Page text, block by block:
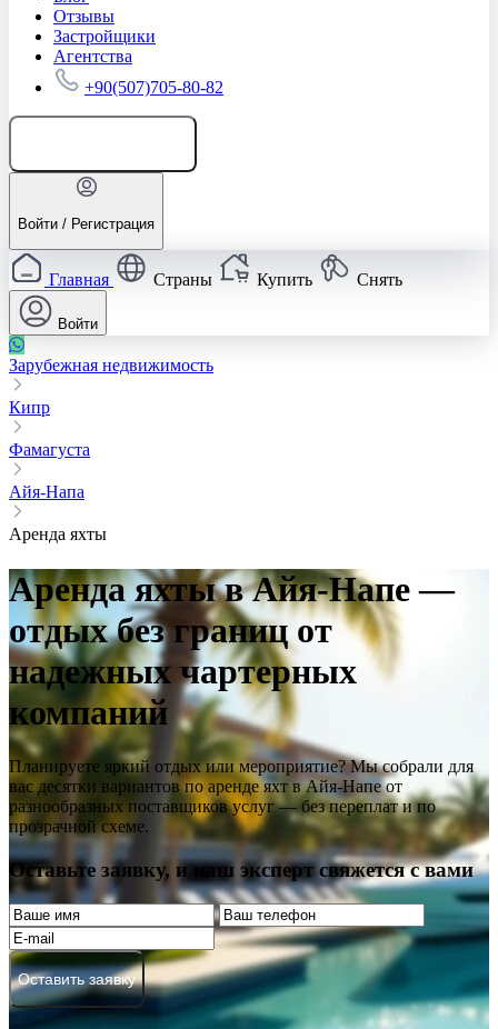
Отзывы
Застройщики
Агентства
+90(507)705-80-82
Войти / Регистрация
Главная Страны Купить Снять
Войти
Зарубежная недвижимость
Кипр
Фамагуста
Айя-Напа
Аренда яхты
Аренда яхты в Айя-Напе —
отдых без границ от
надежных чартерных
компаний
Планируете яркий отдых или мероприятие? Мы собрали для
вас десятки вариантов по аренде яхт в Айя-Напе от
разнообразных поставщиков услуг — без переплат и по
прозрачной схеме.
Оставьте заявку, и наш эксперт свяжется с вами
Оставить заявку